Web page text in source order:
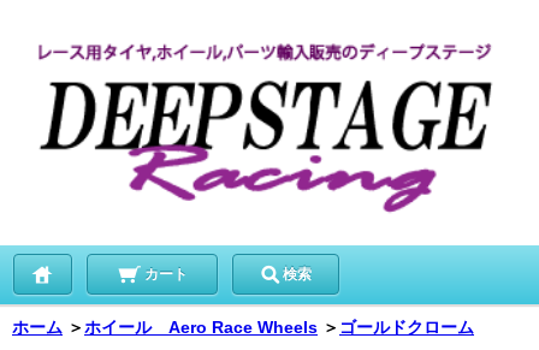
カート 検索
ホーム ＞ホイール Aero Race Wheels ＞ ゴールドクローム